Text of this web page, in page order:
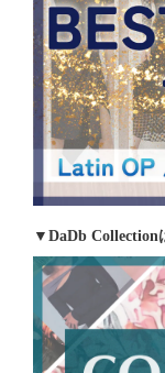
▼DaDb Collection